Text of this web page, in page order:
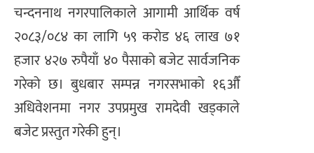
चन्दननाथ नगरपालिकाले आगामी आर्थिक वर्ष
२०८३/०८४ का लागि ५९ करोड ४६ लाख ७१
हजार ४२७ रुपैयाँ ४० पैसाको बजेट सार्वजनिक
गरेको छ। बुधबार सम्पन्न नगरसभाको १६औँ
अधिवेशनमा नगर उपप्रमुख रामदेवी खड्काले
बजेट प्रस्तुत गरेकी हुन्।